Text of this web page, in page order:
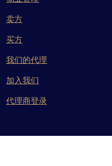
卖方
买方
我们的代理
加入我们
代理商登录